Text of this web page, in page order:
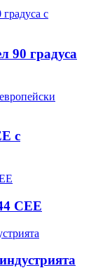
90 градуса
с
CEE